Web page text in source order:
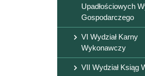
Upadłościowych
Gospodarczego
VI Wydział Karny
Wykonawczy
VII Wydział Ksiąg